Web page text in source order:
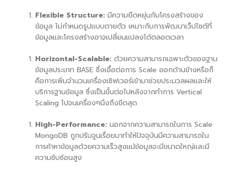
Flexible Structure: มีความยืดหยุ่นกับโครงสร้างของ
ข้อมูล ไม่กำหนดรูปแบบตายตัว เหมาะกับการพัฒนาเว็ปไซต์ที่
ข้อมูลและโครงสร้างอาจเปลี่ยนแปลงได้ตลอดเวลา
Horizontal-Scalable: ด้วยความสามารถเฉพาะตัวของฐาน
ข้อมูลประเภท BASE ซึ่งเอื้อต่อการ Scale ออกด้านข้างหรือก็
คือการเพิ่มจำนวนเครื่องเซิฟเวอร์เข้ามาช่วยประมวลผลและให้
บริการฐานข้อมูล ซึ่งเป็นขั้นต่อไปหลังจากทำการ Vertical
Scaling ไปจนเครื่องๆนึงถึงขีดสุด
High-Performance: นอกจากความสามารถในการ Scale
MongoDB ถูกปรับจูนเรื่อยมาทำให้ปัจจุบันมีความสามารถใน
การค้าหาข้อมูลด้วยความเร็วสูงแม้ข้อมูลจะมีขนาดใหญ่และมี
ความซับซ้อนสูง